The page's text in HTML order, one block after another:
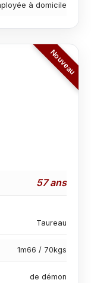
à domicile
57 ans
Taureau
1m66 / 70kgs
de démon